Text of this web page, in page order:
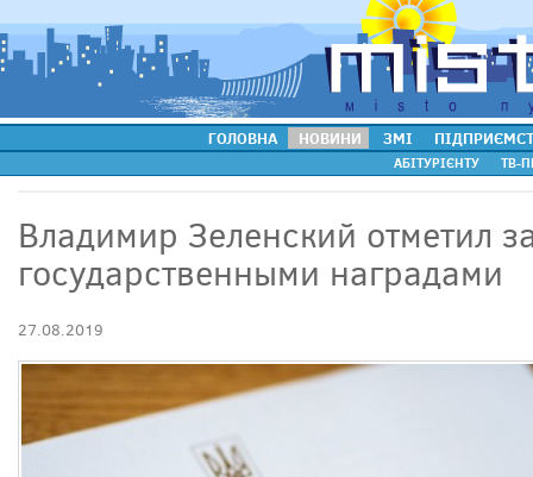
ГОЛОВНА НОВИНИ ЗМІ
АБІТУРІЄНТУ ТВ-
Владимир Зеленский отметил
государственными наградами
27.08.2019